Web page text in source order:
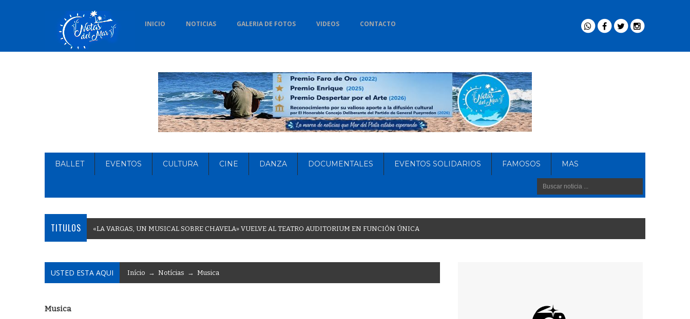
INICIO NOTICIAS GALERIA DE FOTOS VIDEOS CONTACTO
BALLET EVENTOS CULTURA CINE DANZA DOCUMENTALES EVENTOS SOLIDARIOS FAMOSOS MAS
TITULOS «LA VARGAS, UN MUSICAL SOBRE CHAVELA» VUELVE AL TEATRO AUDITORIUM EN FUNCIÓN ÚNICA
USTED ESTA AQUI Início → Notícias → Musica
Musica